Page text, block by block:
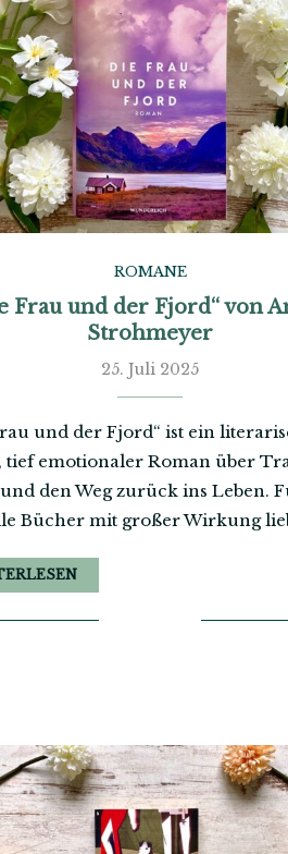
ROMANE
Frau und der Fjord“ von
Strohmeyer
25. Juli 2025
und der Fjord“ ist ein
tief emotionaler Roman über
den Weg zurück ins Leben.
Bücher mit großer Wirkung